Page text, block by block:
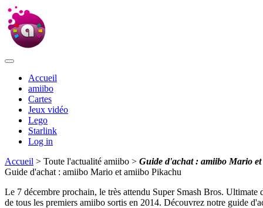
Accueil
amiibo
Cartes
Jeux vidéo
Lego
Starlink
Log in
Accueil > Toute l'actualité amiibo > Guide d'achat : amiibo Mario
Guide d'achat : amiibo Mario et amiibo Pikachu
Le 7 décembre prochain, le très attendu Super Smash Bros.
de tous les premiers amiibo sortis en 2014. Découvrez notre guide